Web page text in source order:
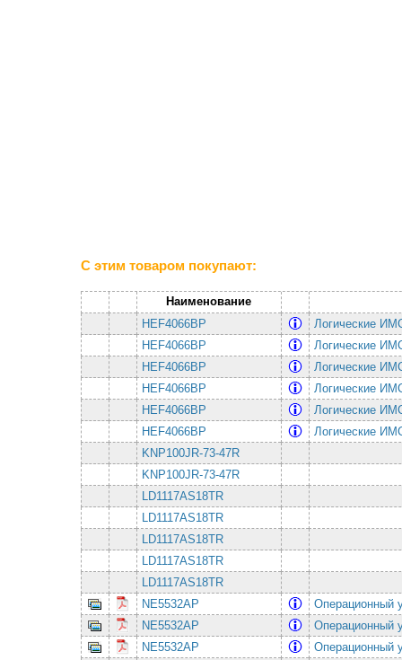
С этим товаром покупают:
Наименование
HEF4066BP
Логические
HEF4066BP
Логические
HEF4066BP
Логические
HEF4066BP
Логические
HEF4066BP
Логические
HEF4066BP
Логические
KNP100JR-73-47R
KNP100JR-73-47R
LD1117AS18TR
LD1117AS18TR
LD1117AS18TR
LD1117AS18TR
LD1117AS18TR
NE5532AP
NE5532AP
NE5532AP